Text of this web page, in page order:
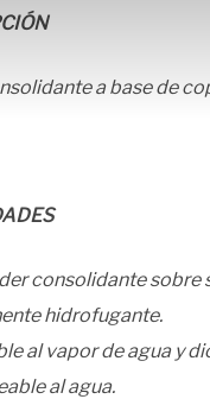
a base de
consolidante
hidrofugante.
al vapor de agua y
al agua.